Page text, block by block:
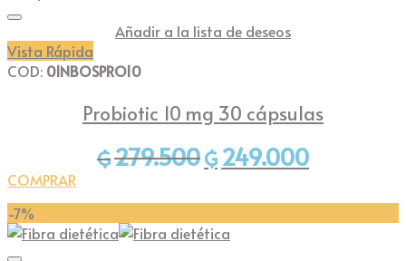
múltiples
variantes.
Las
opciones
la
de
producto
Añadir a la lista de deseos
Vista Rápida
COD: 01NBOSPRO10
Probiotic 10 mg 30 cápsulas
₲279.500 El
precio
₲279.500.
₲ 249.000El
precio
COMPRAR
-7%